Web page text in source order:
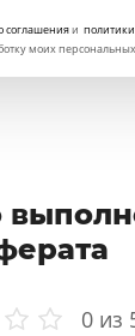
соглашенияи
моих
0 из